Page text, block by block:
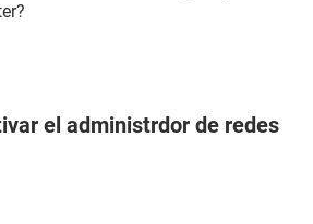
el administrdor de redes